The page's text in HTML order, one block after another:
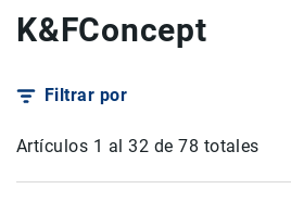
y
semiprofesionales
K&FConcept
Artículos 1 al32 de78 totales
Filtrar por